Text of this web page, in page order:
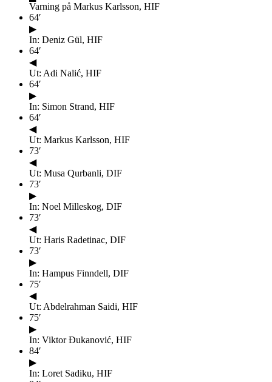
Varning på Markus Karlsson, HIF
64′
▶
In: Deniz Gül, HIF
64′
◀
Ut: Adi Nalić, HIF
64′
▶
In: Simon Strand, HIF
64′
◀
Ut: Markus Karlsson, HIF
73′
◀
Ut: Musa Qurbanli, DIF
73′
▶
In: Noel Milleskog, DIF
73′
◀
Ut: Haris Radetinac, DIF
73′
▶
In: Hampus Finndell, DIF
75′
◀
Ut: Abdelrahman Saidi, HIF
75′
▶
In: Viktor Đukanović, HIF
84′
▶
In: Loret Sadiku, HIF